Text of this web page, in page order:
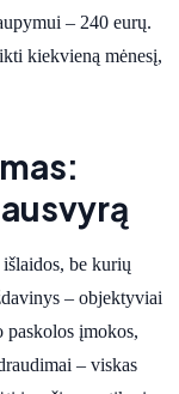
– 240 eurų.
kiekvieną mėnesį,
be kurių
– objektyviai
paskolos įmokos,
– viskas